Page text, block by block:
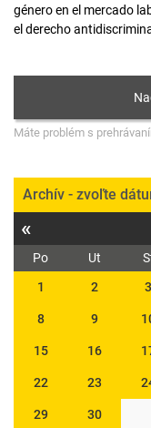
género en el mercado
el derecho
Máte problém s
Archív - zvoľte
«
Po Ut
1
2 3
8 9
15 16
22 23
29 30